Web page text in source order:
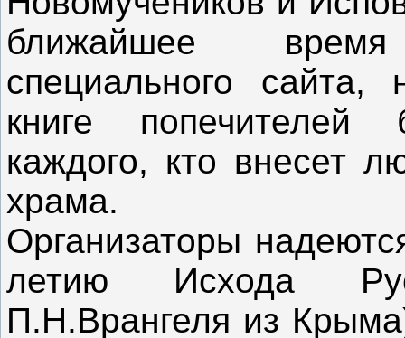
ближайшее
специального
книге
каждого, кто внесет
храма.
Организаторы
летию Исхода
П.Н.Врангеля из